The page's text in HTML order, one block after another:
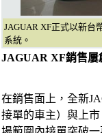
JAGUAR XF正式以新台
系統。
JAGUAR XF銷售屢
在銷售面上，全新
接單的車主）與上